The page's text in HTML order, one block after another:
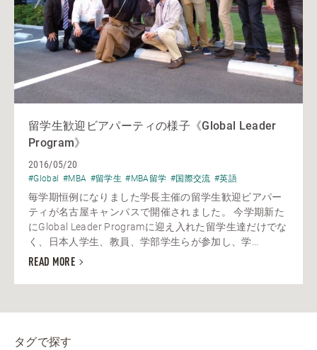
留学生歓迎ビアパーティの様子《Global Leader
Program》
2016/05/20
#Global #MBA #留学生 #MBA留学 #国際交流 #英語
毎学期恒例になりました学長主催の留学生歓迎ビアパー
ティが名古屋キャンパスで開催されました。 今学期新た
にGlobal Leader Programに迎え入れた留学生達だけでな
く、日本人学生、教員、学部学生らが参加し、学...
READ MORE
タグで探す